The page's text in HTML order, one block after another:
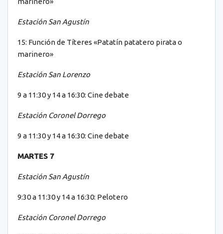
Estación San Agustín
15: Función de Títeres «Patatín patatero pirata o
marinero»
Estación San Lorenzo
9 a 11:30 y 14 a 16:30: Cine debate
Estación Coronel Dorrego
9 a 11:30 y 14 a 16:30: Cine debate
MARTES 7
Estación San Agustín
9:30 a 11:30 y 14 a 16:30: Pelotero
Estación Coronel Dorrego